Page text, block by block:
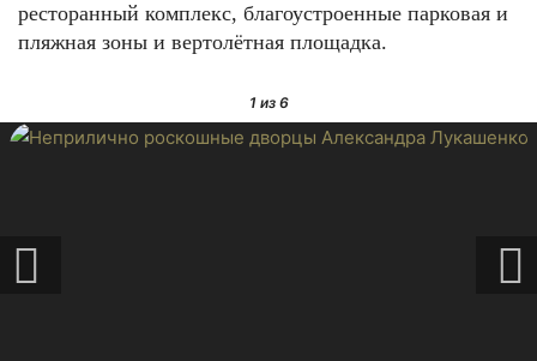
ФОТО: pda.beltur.by
ресторанный комплекс, благоустроенные парковая и
пляжная зоны и вертолётная площадка.
1из 6